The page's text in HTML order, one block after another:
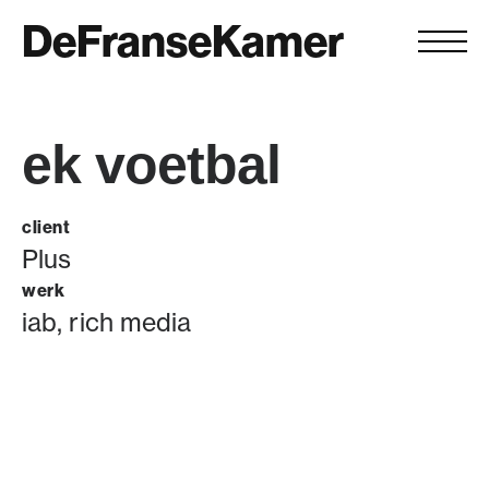
DeFranseKamer
ek voetbal
client
Plus
werk
iab, rich media